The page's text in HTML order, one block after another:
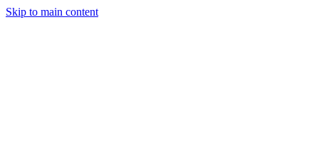
Skip to main content